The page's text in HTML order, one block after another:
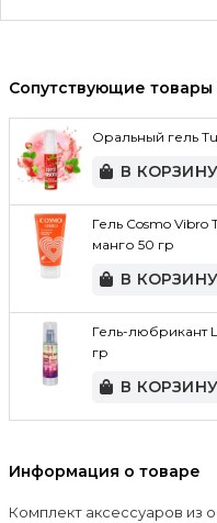
Сопутствующие товары
Оральный гель
В КОРЗИНУ
Гель Cosmo
манго 50 гр
В КОРЗИНУ
Гель-любрикант
гр
В КОРЗИНУ
Информация о товаре
Комплект аксессуаров из